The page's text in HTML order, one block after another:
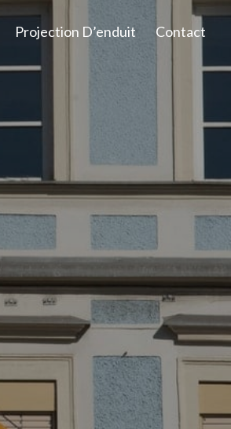
Projection D’enduit Contact